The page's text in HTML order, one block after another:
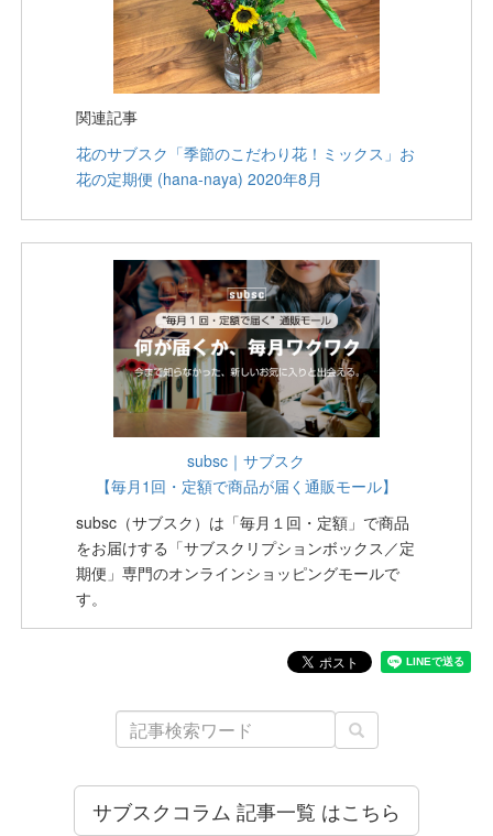
関連記事
花のサブスク「季節のこだわり花！ミックス」お
花の定期便 (hana-naya) 2020年8月
subsc｜サブスク
【毎月1回・定額で商品が届く通販モール】
subsc（サブスク）は「毎月１回・定額」で商品
をお届けする「サブスクリプションボックス／定
期便」専門のオンラインショッピングモールで
す。
サブスクコラム 記事一覧 はこちら